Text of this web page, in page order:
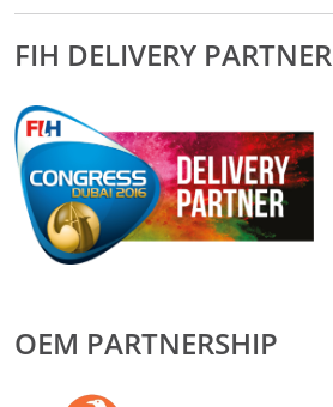
FIH DELIVERY PARTNER
OEM PARTNERSHIP